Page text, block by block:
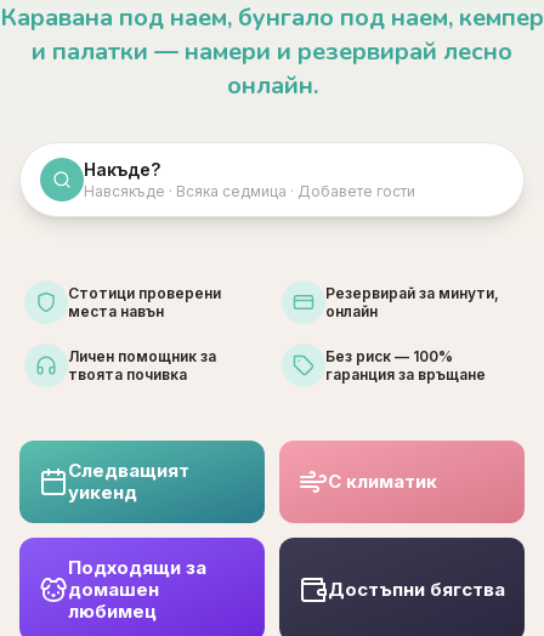
Каравана под наем, бунгало под наем, кемпер
и палатки — намери и резервирай лесно
онлайн.
Накъде?
Навсякъде · Всяка седмица · Добавете гости
Стотици проверени
места навън
Резервирай за минути,
онлайн
Личен помощник за
твоята почивка
Без риск — 100%
гаранция за връщане
Следващият
уикенд
С климатик
Подходящи за
домашен
любимец
Достъпни бягства